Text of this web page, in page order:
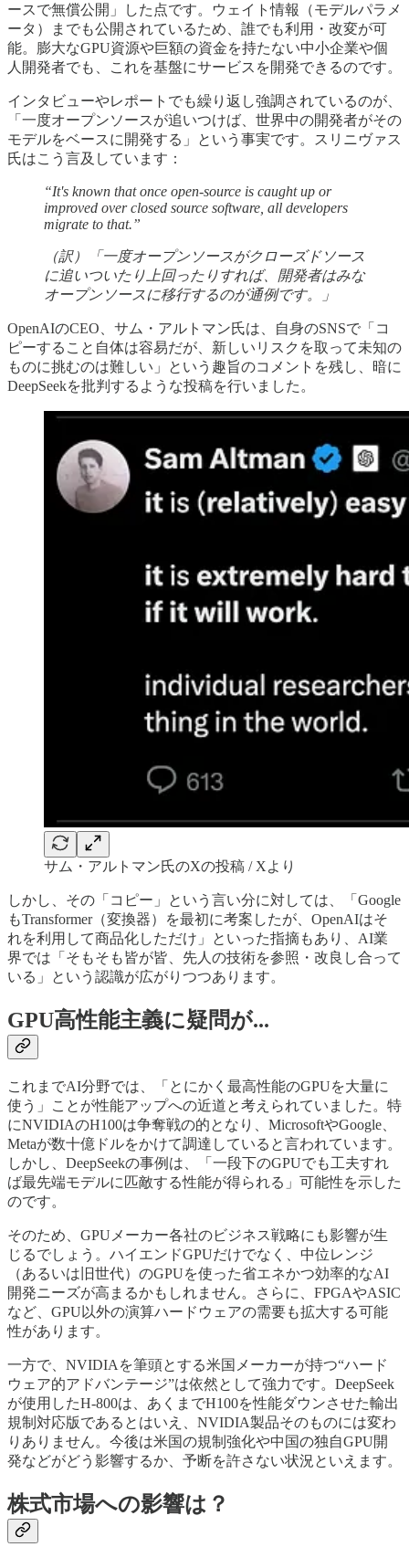
ースで無償公開」した点です。ウェイト情報（モデルパラメ
ータ）までも公開されているため、誰でも利用・改変が可
能。膨大なGPU資源や巨額の資金を持たない中小企業や個
人開発者でも、これを基盤にサービスを開発できるのです。
インタビューやレポートでも繰り返し強調されているのが、
「一度オープンソースが追いつけば、世界中の開発者がその
モデルをベースに開発する」という事実です。スリニヴァス
氏はこう言及しています：
“It's known that once open-source is caught up or
improved over closed source software, all developers
migrate to that.”
（訳）「一度オープンソースがクローズドソース
に追いついたり上回ったりすれば、開発者はみな
オープンソースに移行するのが通例です。」
OpenAIのCEO、サム・アルトマン氏は、自身のSNSで「コ
ピーすること自体は容易だが、新しいリスクを取って未知の
ものに挑むのは難しい」という趣旨のコメントを残し、暗に
DeepSeekを批判するような投稿を行いました。
サム・アルトマン氏のXの投稿 / Xより
しかし、その「コピー」という言い分に対しては、「Google
もTransformer（変換器）を最初に考案したが、OpenAIはそ
れを利用して商品化しただけ」といった指摘もあり、AI業
界では「そもそも皆が皆、先人の技術を参照・改良し合って
いる」という認識が広がりつつあります。
GPU高性能主義に疑問が...
これまでAI分野では、「とにかく最高性能のGPUを大量に
使う」ことが性能アップへの近道と考えられていました。特
にNVIDIAのH100は争奪戦の的となり、MicrosoftやGoogle、
Metaが数十億ドルをかけて調達していると言われています。
しかし、DeepSeekの事例は、「一段下のGPUでも工夫すれ
ば最先端モデルに匹敵する性能が得られる」可能性を示した
のです。
そのため、GPUメーカー各社のビジネス戦略にも影響が生
じるでしょう。ハイエンドGPUだけでなく、中位レンジ
（あるいは旧世代）のGPUを使った省エネかつ効率的なAI
開発ニーズが高まるかもしれません。さらに、FPGAやASIC
など、GPU以外の演算ハードウェアの需要も拡大する可能
性があります。
一方で、NVIDIAを筆頭とする米国メーカーが持つ“ハード
ウェア的アドバンテージ”は依然として強力です。DeepSeek
が使用したH-800は、あくまでH100を性能ダウンさせた輸出
規制対応版であるとはいえ、NVIDIA製品そのものには変わ
りありません。今後は米国の規制強化や中国の独自GPU開
発などがどう影響するか、予断を許さない状況といえます。
株式市場への影響は？